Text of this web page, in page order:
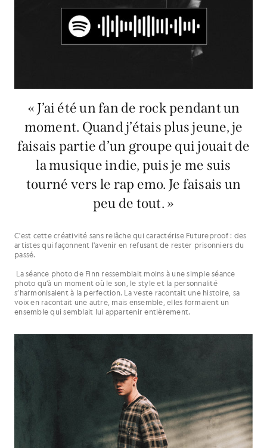
« J’ai été un fan de rock pendant un
moment. Quand j’étais plus jeune, je
faisais partie d’un groupe qui jouait de
la musique indie, puis je me suis
tourné vers le rap emo. Je faisais un
peu de tout. »
C'est cette créativité sans relâche qui caractérise Futureproof : des
artistes qui façonnent l'avenir en refusant de rester prisonniers du
passé.
La séance photo de Finn ressemblait moins à une simple séance
photo qu’à un moment où le son, le style et la personnalité
s’harmonisaient à la perfection. La veste racontait une histoire, sa
voix en racontait une autre, mais ensemble, elles formaient un
ensemble qui semblait lui appartenir entièrement.